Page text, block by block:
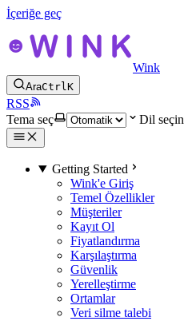
İçeriğe geç
Wink
AraCtrlK
RSS
Tema seç
Dil seçin
Getting Started
Wink'e Giriş
Temel Özellikler
Müşteriler
Kayıt Ol
Fiyatlandırma
Karşılaştırma
Güvenlik
Yerelleştirme
Ortamlar
Veri silme talebi